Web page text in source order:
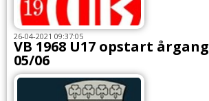
26-04-2021 09:37:05
VB 1968 U17 opstart årgang
05/06